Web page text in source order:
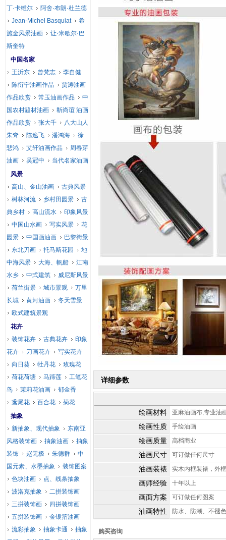
详细参数
绘画材料 亚麻油画布,专业油
绘画性质 手绘油画
绘画质量 高档商业
油画尺寸 可订做任何尺寸
油画装裱 实木内框装裱，外
画师经验 十年以上
画面方案 可订做任何图案
油画特性 防水、防潮、不褪色
购买咨询
丁·卡维尔
阿舍·布朗·杜兰德
Jean-Michel Basquiat
希
施金风景油画
让·米歇尔·巴
斯奎特
中国名家
王沂东
曾梵志
李自健
陈衍宁油画作品
贾涛油画
作品欣赏
常玉油画作品
中
国农村题材油画
靳尚谊 油画
作品欣赏
张大千
八大山人
朱耷
陈逸飞 潘鸿海
徐
悲鸿
艾轩油画作品
周春芽
油画
吴冠中
当代名家油画
风景
高山、金山油画
古典风景
树林河流
乡村田园景
古
典乡村
高山流水
印象风景
中国山水画
写实风景
花
园景
中国画油画
巴黎街景
东北刀画
托马斯花园
地
中海风景
大海、帆船
江南
水乡
中式建筑
威尼斯风景
荷兰街景
城市景观
万里
长城
黄河油画
冬天雪景
欧式建筑景观
花卉
装饰花卉
古典花卉
印象
花卉
刀画花卉
写实花卉
向日葵
牡丹花
玫瑰花
荷花荷塘
马蹄莲
工笔花
鸟
茉莉花油画
郁金香
鸢尾花
百合花
菊花
抽象
新抽象、现代抽象
东南亚
风格装饰画
抽象油画
抽象
装饰
赵无极 朱德群
中
国元素、水墨抽象
装饰图案
色块油画
点、线条抽象
波洛克抽象
二拼装饰画
三拼装饰画
四拼装饰画
五拼装饰画
金银箔油画
流彩抽象
抽象卡通
抽象